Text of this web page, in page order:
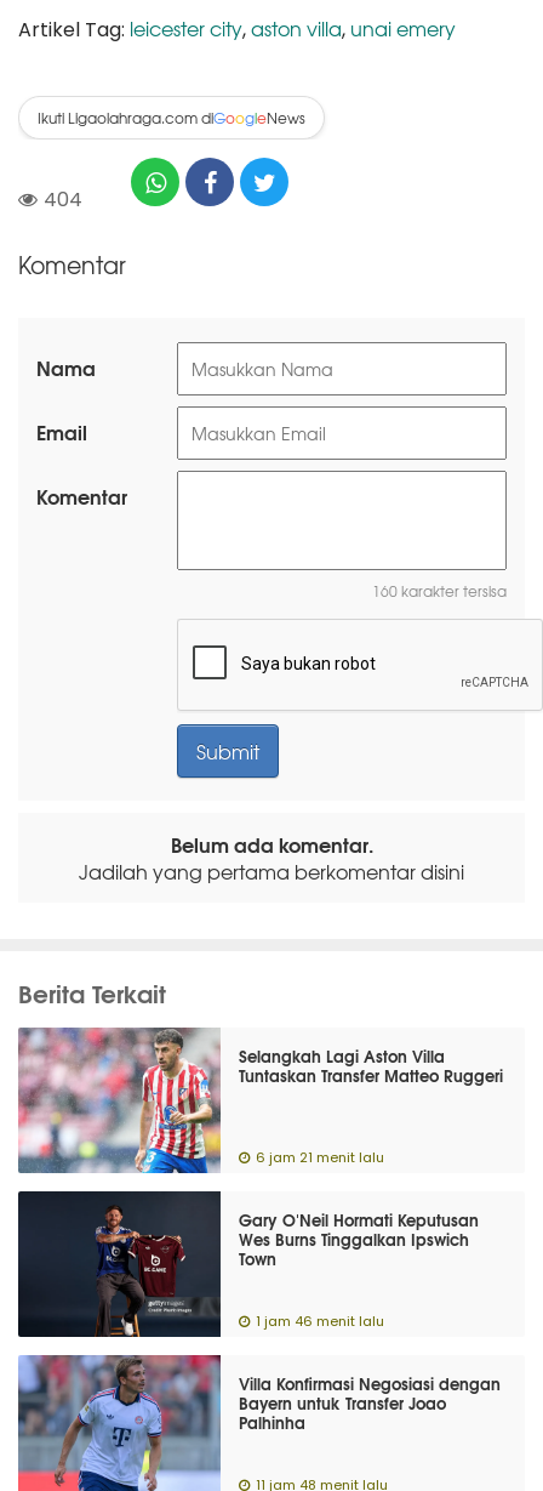
Artikel Tag: leicester city,aston villa, unai emery
Ikuti Ligaolahraga.com diGoogleNews
404
Komentar
Nama
Email
Komentar
160 karakter tersisa
Belum ada komentar.
Jadilah yang pertama berkomentar disini
Berita Terkait
Selangkah Lagi Aston Villa
Tuntaskan Transfer Matteo Ruggeri
6 jam 21 menit lalu
Gary O'Neil Hormati Keputusan
Wes Burns Tinggalkan Ipswich
Town
1 jam 46 menit lalu
Villa Konfirmasi Negosiasi dengan
Bayern untuk Transfer Joao
Palhinha
11 jam 48 menit lalu